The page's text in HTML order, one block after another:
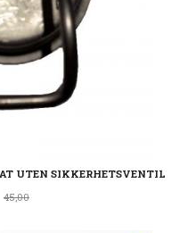
UTEN SIKKERHETSVENTIL
45,00Rabatt